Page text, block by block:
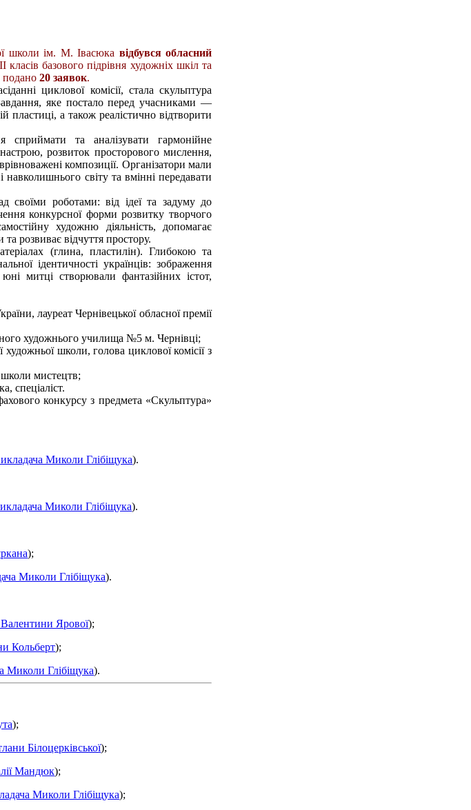
школи ім. М. Івасюка відбувся обласний
класів базового підрівня художніх шкіл та
подано 20 заявок.
циклової комісії, стала скульптура
яке постало перед учасниками —
пластиці, а також реалістично відтворити
та аналізувати гармонійне
розвиток просторового мислення,
композиції. Організатори мали
навколишнього світу та вмінні передавати
своїми роботами: від ідеї та задуму до
конкурсної форми розвитку творчого
художню діяльність, допомагає
розвиває відчуття простору.
(глина, пластилін). Глибокою та
ідентичності українців: зображення
митці створювали фантазійних істот,
лауреат Чернівецької обласної премії
художнього училища №5 м. Чернівці;
школи, голова циклової комісії з
школи мистецтв;
спеціаліст.
конкурсу з предмета «Скульптура»
Миколи Глібіщука).
Миколи Глібіщука).
);
Миколи Глібіщука).
Ярової);
Кольберт);
Миколи Глібіщука).
);
Білоцерківської);
Мандюк);
Миколи Глібіщука);